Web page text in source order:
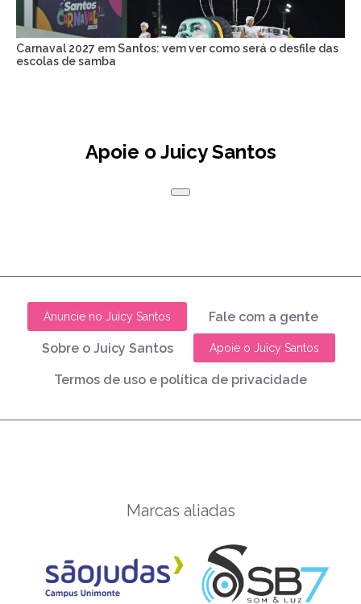
Carnaval 2027 em Santos: vem ver como será o desfile das
escolas de samba
Apoie o Juicy Santos
Anuncie no Juicy Santos Fale com a gente
Sobre o Juicy Santos Apoie o Juicy Santos
Termos de uso e política de privacidade
Marcas aliadas